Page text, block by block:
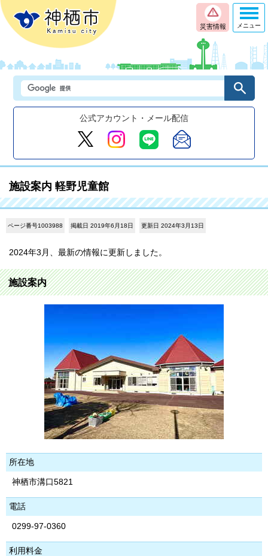
災害情報
公式アカウント・メール配信
メニュー
施設案内 軽野児童館
ページ番号1003988 掲載日 2019年6月18日 更新日 2024年3月13日
2024年3月、最新の情報に更新しました。
施設案内
所在地
神栖市溝口5821
電話
0299-97-0360
利用料金